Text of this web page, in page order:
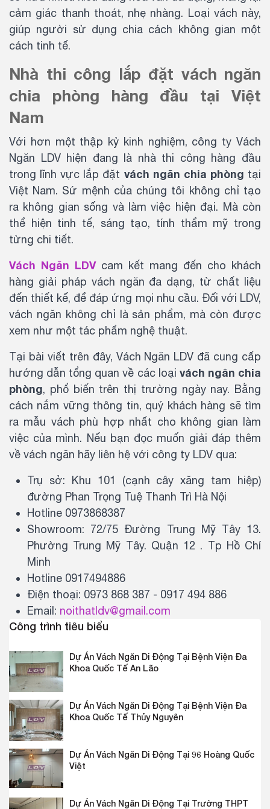
cảm giác thanh thoát, nhẹ nhàng. Loại vách này,
giúp người sử dụng chia cách không gian một
cách tinh tế.
Nhà thi công lắp đặt vách ngăn
chia phòng hàng đầu tại Việt
Nam
Với hơn một thập kỷ kinh nghiệm, công ty Vách
Ngăn LDV hiện đang là nhà thi công hàng đầu
trong lĩnh vực lắp đặt vách ngăn chia phòng tại
Việt Nam. Sứ mệnh của chúng tôi không chỉ tạo
ra không gian sống và làm việc hiện đại. Mà còn
thể hiện tinh tế, sáng tạo, tính thẩm mỹ trong
từng chi tiết.
Vách Ngăn LDVcam kết mang đến cho khách
hàng giải pháp vách ngăn đa dạng, từ chất liệu
đến thiết kế, để đáp ứng mọi nhu cầu. Đối với LDV,
vách ngăn không chỉ là sản phẩm, mà còn được
xem như một tác phẩm nghệ thuật.
Tại bài viết trên đây, Vách Ngăn LDV đã cung cấp
hướng dẫn tổng quan về các loại vách ngăn chia
phòng, phổ biến trên thị trường ngày nay. Bằng
cách nắm vững thông tin, quý khách hàng sẽ tìm
ra mẫu vách phù hợp nhất cho không gian làm
việc của mình. Nếu bạn đọc muốn giải đáp thêm
về vách ngăn hãy liên hệ với công ty LDV qua:
Trụ sở: Khu 101 (cạnh cây xăng tam hiệp)
đường Phan Trọng Tuệ Thanh Trì Hà Nội
Hotline 0973868387
Showroom: 72/75 Đường Trung Mỹ Tây 13.
Phường Trung Mỹ Tây. Quận 12 . Tp Hồ Chí
Minh
Hotline 0917494886
Điện thoại: 0973 868 387 - 0917 494 886
Email: noithatldv@gmail.com
Công trình tiêu biểu
Dự Án Vách Ngăn Di Động Tại Bệnh Viện Đa
Khoa Quốc Tế An Lão
Dự Án Vách Ngăn Di Động Tại Bệnh Viện Đa
Khoa Quốc Tế Thủy Nguyên
Dự Án Vách Ngăn Di Động Tại 96 Hoàng Quốc
Việt
Dự Án Vách Ngăn Di Động Tại Trường THPT